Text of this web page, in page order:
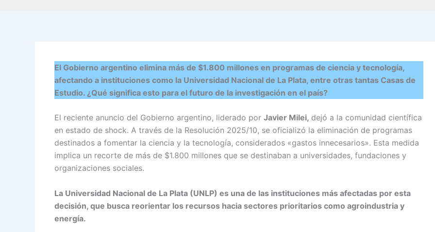
El Gobierno argentino elimina más de $1.800 millones en programas de ciencia y tecnología,
afectando a instituciones como la Universidad Nacional de La Plata, entre otras tantas Casas de
Estudio. ¿Qué significa esto para el futuro de la investigación en el país?
El reciente anuncio del Gobierno argentino, liderado por Javier Milei, dejó a la comunidad científica
en estado de shock. A través de la Resolución 2025/10, se oficializó la eliminación de programas
destinados a fomentar la ciencia y la tecnología, considerados «gastos innecesarios». Esta medida
implica un recorte de más de $1.800 millones que se destinaban a universidades, fundaciones y
organizaciones sociales.
La Universidad Nacional de La Plata (UNLP) es una de las instituciones más afectadas por esta
decisión, que busca reorientar los recursos hacia sectores prioritarios como agroindustria y
energía.